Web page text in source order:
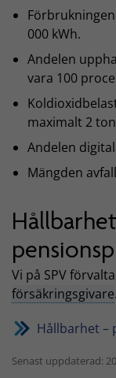
000 kWh.
Andelen
vara 100
maximalt 2
Andelen
Mängden
Vi på SPV
försäkringsgivare.
Hållbarhet –
Senast uppdaterad: